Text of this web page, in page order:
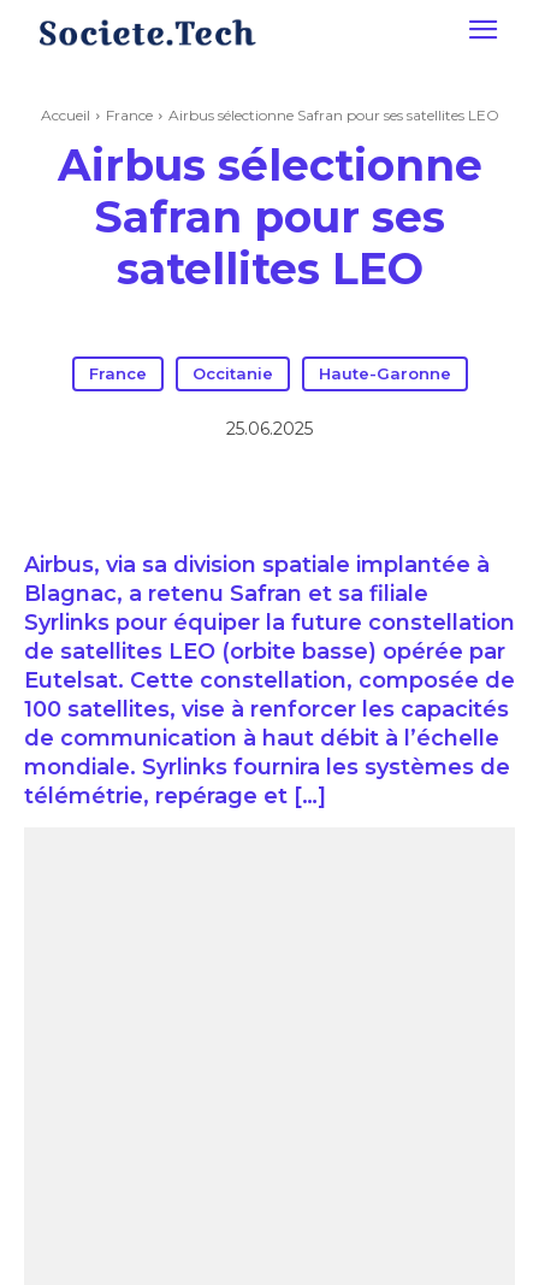
Accueil France Airbus sélectionne Safran pour ses satellites LEO
Airbus sélectionne
Safran pour ses
satellites LEO
France Occitanie Haute-Garonne
25.06.2025
Airbus, via sa division spatiale implantée à
Blagnac, a retenu Safran et sa filiale
Syrlinks pour équiper la future constellation
de satellites LEO (orbite basse) opérée par
Eutelsat. Cette constellation, composée de
100 satellites, vise à renforcer les capacités
de communication à haut débit à l’échelle
mondiale. Syrlinks fournira les systèmes de
télémétrie, repérage et […]